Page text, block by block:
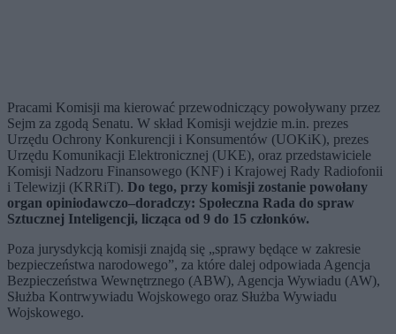
Pracami Komisji ma kierować przewodniczący powoływany przez
Sejm za zgodą Senatu. W skład Komisji wejdzie m.in. prezes
Urzędu Ochrony Konkurencji i Konsumentów (UOKiK), prezes
Urzędu Komunikacji Elektronicznej (UKE), oraz przedstawiciele
Komisji Nadzoru Finansowego (KNF) i Krajowej Rady Radiofonii
i Telewizji (KRRiT). Do tego, przy komisji zostanie powołany
organ opiniodawczo–doradczy: Społeczna Rada do spraw
Sztucznej Inteligencji, licząca od 9 do 15 członków.
Poza jurysdykcją komisji znajdą się „sprawy będące w zakresie
bezpieczeństwa narodowego”, za które dalej odpowiada Agencja
Bezpieczeństwa Wewnętrznego (ABW), Agencja Wywiadu (AW),
Służba Kontrwywiadu Wojskowego oraz Służba Wywiadu
Wojskowego.